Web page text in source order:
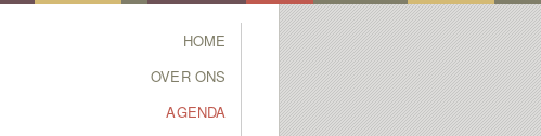
SKIP TO PRIMARY
CONTENT
SKIP TO SECONDARY
CONTENT
HOME
OVER ONS
AGENDA